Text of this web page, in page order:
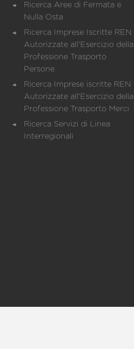
Ricerca Aree di Fermata e
Nulla Osta
Ricerca Imprese Iscritte REN
Autorizzate all'Esercizio della
Professione Trasporto
Persone
Ricerca Imprese iscritte REN
Autorizzate all'Esercizio della
Professione Trasporto Merci
Ricerca Servizi di Linea
Interregionali